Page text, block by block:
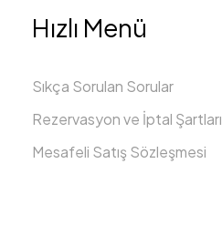
Hızlı Menü
Sıkça Sorulan Sorular
Rezervasyon ve İptal Şartları
Mesafeli Satış Sözleşmesi